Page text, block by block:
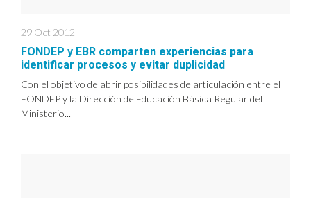
29 Oct 2012
FONDEP y EBR comparten experiencias para
identificar procesos y evitar duplicidad
Con el objetivo de abrir posibilidades de articulación entre el
FONDEP y la Dirección de Educación Básica Regular del
Ministerio...